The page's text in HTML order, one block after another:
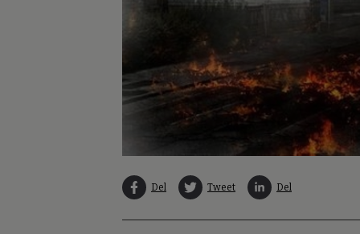
Del Tweet Del